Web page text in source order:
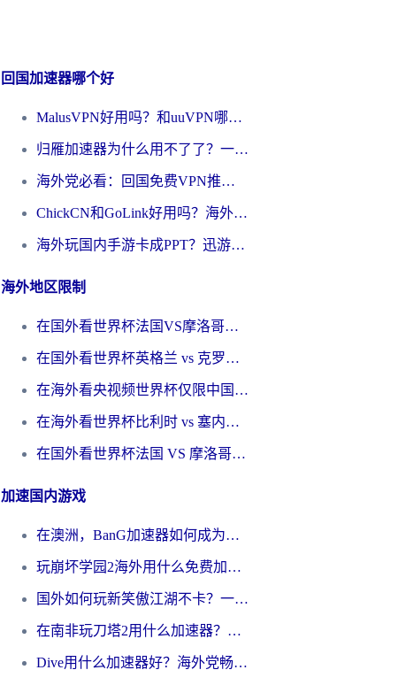
回国加速器哪个好
MalusVPN好用吗？和uuVPN哪个好？海外党无缝访问国内资源的真实对比与选择指南
归雁加速器为什么用不了了？一位海外游子的真实困惑与技术解答
海外党必看：回国免费VPN推荐？别踩坑！教你选对加速器无缝刷国内资源
ChickCN和GoLink好用吗？海外党如何选对回国加速器
海外玩国内手游卡成PPT？迅游和奇游手游哪个好？一篇讲透回国加速器怎么选
海外地区限制
在国外看世界杯法国VS摩洛哥地区限制？这篇指南让你流畅看中文解说无压力
在国外看世界杯英格兰 vs 克罗地亚当前地区不可播放？这篇指南帮你搞定所有海外观赛难题
在海外看央视频世界杯仅限中国大陆？这篇指南帮你解锁中文解说+无卡顿直播
在海外看世界杯比利时 vs 塞内加尔仅限中国大陆？我找到了最流畅的中文解说之路
在国外看世界杯法国 VS 摩洛哥仅限中国大陆？海外党这样看中文解说赛事不卡顿
加速国内游戏
在澳洲，BanG加速器如何成为你国服游戏的“时光机”？
玩崩坏学园2海外用什么免费加速器好？2026海外党亲测国服游戏加速指南
国外如何玩新笑傲江湖不卡？一份给海外游子的终极网络指南
在南非玩刀塔2用什么加速器？一份给海外游子的终极生存指南
Dive用什么加速器好？海外党畅玩国服游戏的终极避坑指南